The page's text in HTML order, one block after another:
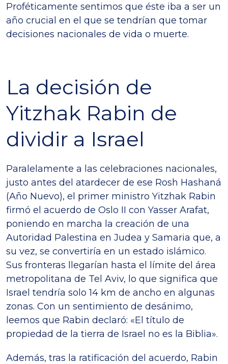
Proféticamente sentimos que éste iba a ser un
año crucial en el que se tendrían que tomar
decisiones nacionales de vida o muerte.
La decisión de
Yitzhak Rabin de
dividir a Israel
Paralelamente a las celebraciones nacionales,
justo antes del atardecer de ese Rosh Hashaná
(Año Nuevo), el primer ministro Yitzhak Rabin
firmó el acuerdo de Oslo II con Yasser Arafat,
poniendo en marcha la creación de una
Autoridad Palestina en Judea y Samaria que, a
su vez, se convertiría en un estado islámico.
Sus fronteras llegarían hasta el límite del área
metropolitana de Tel Aviv, lo que significa que
Israel tendría solo 14 km de ancho en algunas
zonas. Con un sentimiento de desánimo,
leemos que Rabin declaró: «El título de
propiedad de la tierra de Israel no es la Biblia».
Además, tras la ratificación del acuerdo, Rabin